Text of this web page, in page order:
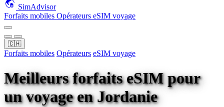
SimAdvisor
Forfaits mobiles Opérateurs eSIM voyage
🇨🇭
Forfaits mobiles Opérateurs eSIM voyage
Meilleurs forfaits eSIM pour
un voyageen Jordanie